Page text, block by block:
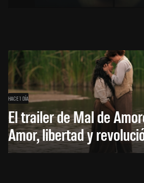
HACE 1 DÍA
El trailer de Mal de
Amor, libertad y